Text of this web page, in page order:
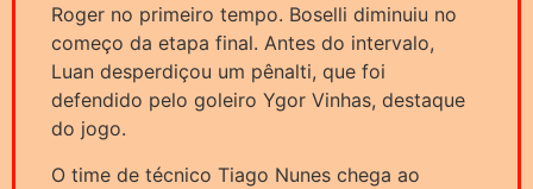
Roger no primeiro tempo. Boselli diminuiu no
começo da etapa final. Antes do intervalo,
Luan desperdiçou um pênalti, que foi
defendido pelo goleiro Ygor Vinhas, destaque
do jogo.
O time de técnico Tiago Nunes chega ao